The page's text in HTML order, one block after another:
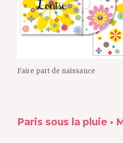
Faire part de naissance
Paris sous la pluie •